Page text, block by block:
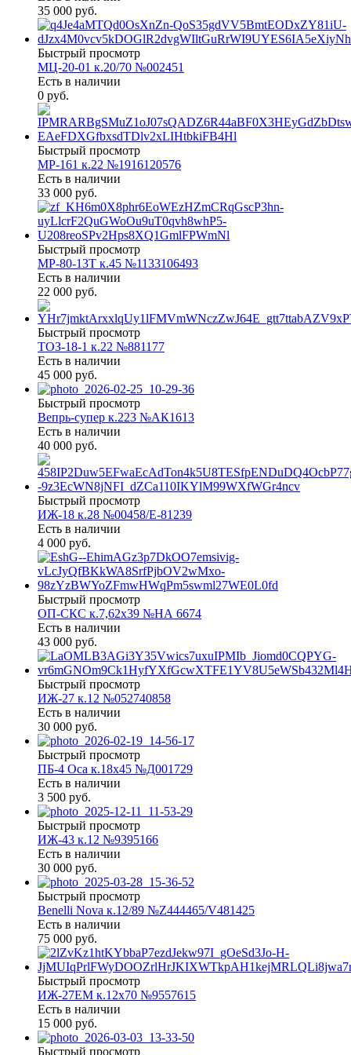
35 000 руб.
Быстрый просмотр
МЦ-20-01 к.20/70 №002451
Есть в наличии
0 руб.
Быстрый просмотр
МР-161 к.22 №1916120576
Есть в наличии
33 000 руб.
Быстрый просмотр
МР-80-13Т к.45 №1133106493
Есть в наличии
22 000 руб.
Быстрый просмотр
ТОЗ-18-1 к.22 №881177
Есть в наличии
45 000 руб.
Быстрый просмотр
Вепрь-супер к.223 №АК1613
Есть в наличии
40 000 руб.
Быстрый просмотр
ИЖ-18 к.28 №00458/Е-81239
Есть в наличии
4 000 руб.
Быстрый просмотр
ОП-СКС к.7,62х39 №НА 6674
Есть в наличии
43 000 руб.
Быстрый просмотр
ИЖ-27 к.12 №052740858
Есть в наличии
30 000 руб.
Быстрый просмотр
ПБ-4 Оса к.18х45 №Д001729
Есть в наличии
3 500 руб.
Быстрый просмотр
ИЖ-43 к.12 №9395166
Есть в наличии
30 000 руб.
Быстрый просмотр
Benelli Nova к.12/89 №Z444465/V481425
Есть в наличии
75 000 руб.
Быстрый просмотр
ИЖ-27ЕМ к.12х70 №9557615
Есть в наличии
15 000 руб.
Быстрый просмотр